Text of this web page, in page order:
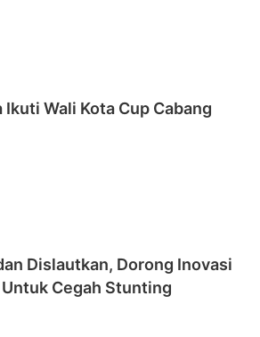
Wali Kota Cup Cabang
Dislautkan, Dorong Inovasi
Cegah Stunting